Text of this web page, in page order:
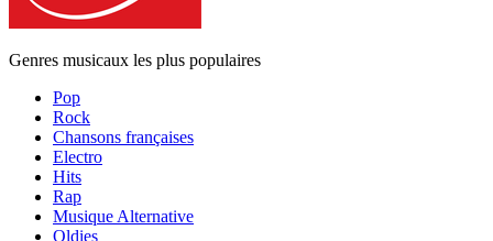
Genres musicaux les plus populaires
Pop
Rock
Chansons françaises
Electro
Hits
Rap
Musique Alternative
Oldies